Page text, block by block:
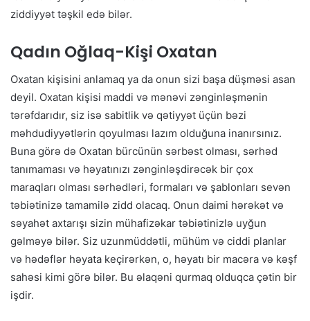
ziddiyyət təşkil edə bilər.
Qadın Oğlaq-Kişi Oxatan
Oxatan kişisini anlamaq ya da onun sizi başa düşməsi asan
deyil. Oxatan kişisi maddi və mənəvi zənginləşmənin
tərəfdarıdır, siz isə sabitlik və qətiyyət üçün bəzi
məhdudiyyətlərin qoyulması lazım olduğuna inanırsınız.
Buna görə də Oxatan bürcünün sərbəst olması, sərhəd
tanımaması və həyatınızı zənginləşdirəcək bir çox
maraqları olması sərhədləri, formaları və şablonları sevən
təbiətinizə tamamilə zidd olacaq. Onun daimi hərəkət və
səyahət axtarışı sizin mühafizəkar təbiətinizlə uyğun
gəlməyə bilər. Siz uzunmüddətli, mühüm və ciddi planlar
və hədəflər həyata keçirərkən, o, həyatı bir macəra və kəşf
sahəsi kimi görə bilər. Bu əlaqəni qurmaq olduqca çətin bir
işdir.